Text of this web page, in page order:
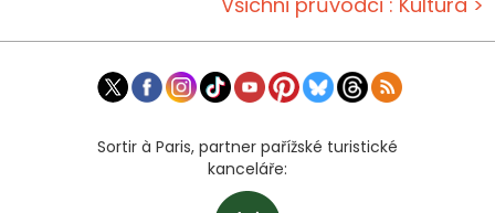
Sortir à Paris, partner pařížské turistické
kanceláře: